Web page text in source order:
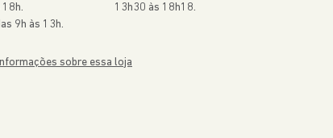
9h às 13h.
13h30 às 18h18.
sobre essa loja